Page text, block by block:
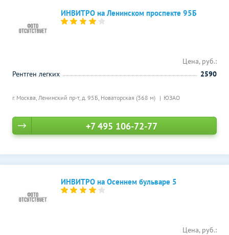
ИНВИТРО на Ленинском проспекте 95Б
г. Москва, Ленинский пр-т, д. 95Б, Новаторская (368 м) ЮЗАО
Цена, руб.:
Рентген легких
2590
+7 495 106-72-77
ИНВИТРО на Осеннем бульваре 5
Цена, руб.: